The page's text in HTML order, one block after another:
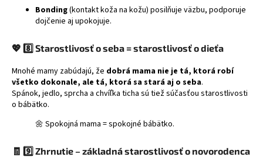
Bonding(kontakt koža na kožu) posilňuje väzbu, podporuje
dojčenie aj upokojuje.
💖 8️⃣ Starostlivosť o seba = starostlivosť o dieťa
Mnohé mamy zabúdajú, že dobrá mama nie je tá, ktorá robí
všetko dokonale, ale tá, ktorá sa stará aj o seba.
Spánok, jedlo, sprcha a chvíľka ticha sú tiež súčasťou starostlivosti
o bábätko.
🌼 Spokojná mama = spokojné bábätko.
🧾 9️⃣ Zhrnutie – základná starostlivosť o novorodenca